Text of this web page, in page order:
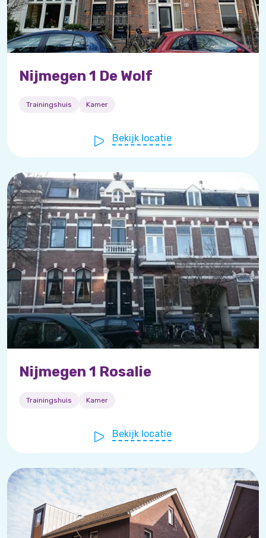
Nijmegen 1 De Wolf
Trainingshuis Kamer
Bekijk locatie
Nijmegen 1 Rosalie
Trainingshuis Kamer
Bekijk locatie